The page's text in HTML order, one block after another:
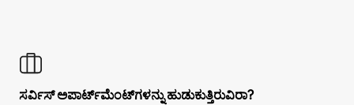
ಸರ್ವಿಸ್ ಅಪಾರ್ಟ್‌ಮೆಂಟ್‌ಗಳನ್ನು ಹುಡುಕುತ್ತಿರುವಿರಾ?